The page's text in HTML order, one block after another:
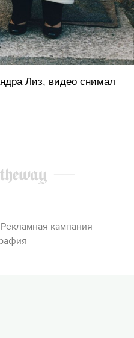
Лиз, видео снимал
Рекламная кампания